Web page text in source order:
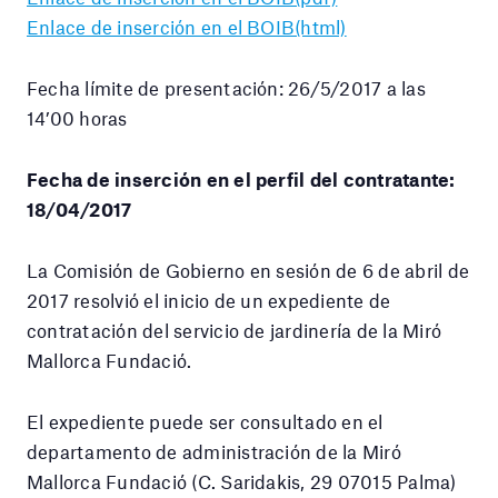
Enlace de inserción en el BOIB(html)
Fecha límite de presentación: 26/5/2017 a las
14’00 horas
Fecha de inserción en el perfil del contratante:
18/04/2017
La Comisión de Gobierno en sesión de 6 de abril de
2017 resolvió el inicio de un expediente de
contratación del servicio de jardinería de la Miró
Mallorca Fundació.
El expediente puede ser consultado en el
departamento de administración de la Miró
Mallorca Fundació (C. Saridakis, 29 07015 Palma)